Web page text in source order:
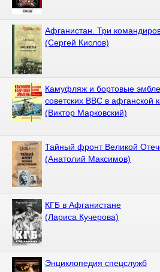
Афганистан. Три
(Сергей Кислов)
Камуфляж и бортовые
советских ВВС в афганской
(Виктор Марковский)
Тайный фронт Великой
(Анатолий Максимов)
КГБ в Афганистане
(Лариса Кучерова)
Энциклопедия спецслужб